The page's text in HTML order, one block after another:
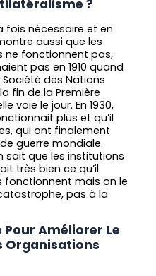
?
fois nécessaire et en
aussi que les
ne fonctionnent pas,
pas en 1910 quand
des Nations
fin de la Première
voie le jour. En 1930,
plus et qu’il
qui ont finalement
guerre mondiale.
sait que les institutions
très bien ce qu’il
fonctionnent mais on le
pas à la
Améliorer Le
Organisations